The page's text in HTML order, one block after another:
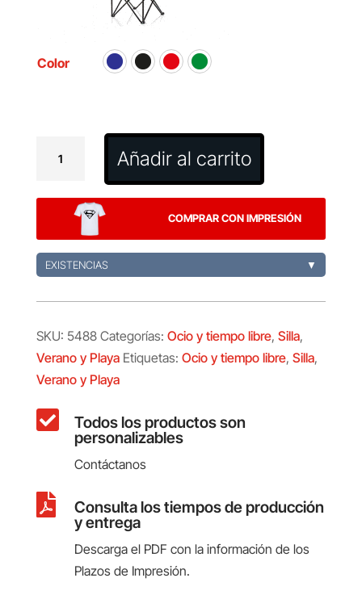
Color
Bonsix
Añadir al carrito
COMPRAR CON IMPRESIÓN
EXISTENCIAS ▼
SKU: 5488 Categorías: Ocio y tiempo libre, Silla,
Verano y Playa Etiquetas: Ocio y tiempo libre, Silla,
Verano y Playa
 Todos los productos son
personalizables
Contáctanos
 Consulta los tiempos de producción
y entrega
Descarga el PDF con la información de los
Plazos de Impresión.